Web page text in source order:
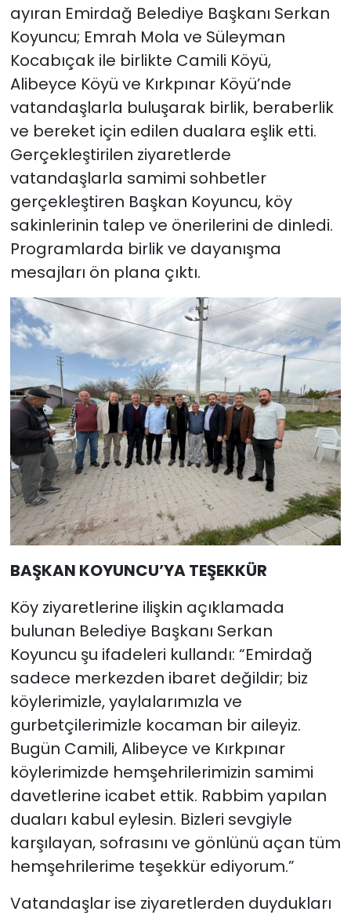
ayıran Emirdağ Belediye Başkanı Serkan
Koyuncu; Emrah Mola ve Süleyman
Kocabıçak ile birlikte Camili Köyü,
Alibeyce Köyü ve Kırkpınar Köyü’nde
vatandaşlarla buluşarak birlik, beraberlik
ve bereket için edilen dualara eşlik etti.
Gerçekleştirilen ziyaretlerde
vatandaşlarla samimi sohbetler
gerçekleştiren Başkan Koyuncu, köy
sakinlerinin talep ve önerilerini de dinledi.
Programlarda birlik ve dayanışma
mesajları ön plana çıktı.
BAŞKAN KOYUNCU’YA TEŞEKKÜR
Köy ziyaretlerine ilişkin açıklamada
bulunan Belediye Başkanı Serkan
Koyuncu şu ifadeleri kullandı: “Emirdağ
sadece merkezden ibaret değildir; biz
köylerimizle, yaylalarımızla ve
gurbetçilerimizle kocaman bir aileyiz.
Bugün Camili, Alibeyce ve Kırkpınar
köylerimizde hemşehrilerimizin samimi
davetlerine icabet ettik. Rabbim yapılan
duaları kabul eylesin. Bizleri sevgiyle
karşılayan, sofrasını ve gönlünü açan tüm
hemşehrilerime teşekkür ediyorum.”
Vatandaşlar ise ziyaretlerden duydukları